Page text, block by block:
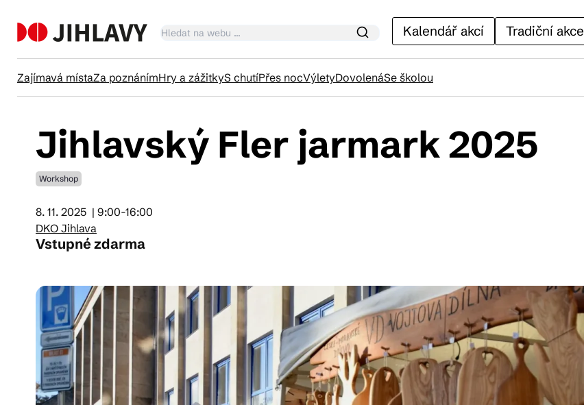
Kalendář akcí Tradiční akce
Zajímavá místaZa poznánímHry a zážitkyS chutíPřes nocVýletyDovolenáSe školou
Kalendář akcí
Suvenýry
Praktické info
Kam vyrazit
Jihlavský Fler jarmark 2025
Workshop
8. 11. 2025 | 9:00-16:00
DKO Jihlava
Vstupné zdarma